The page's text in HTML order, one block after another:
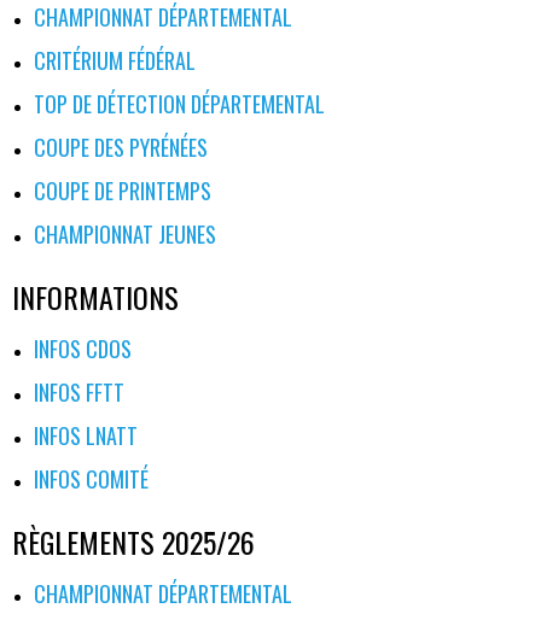
CHAMPIONNAT DÉPARTEMENTAL
CRITÉRIUM FÉDÉRAL
TOP DE DÉTECTION DÉPARTEMENTAL
COUPE DES PYRÉNÉES
COUPE DE PRINTEMPS
CHAMPIONNAT JEUNES
INFORMATIONS
INFOS CDOS
INFOS FFTT
INFOS LNATT
INFOS COMITÉ
RÈGLEMENTS 2025/26
CHAMPIONNAT DÉPARTEMENTAL